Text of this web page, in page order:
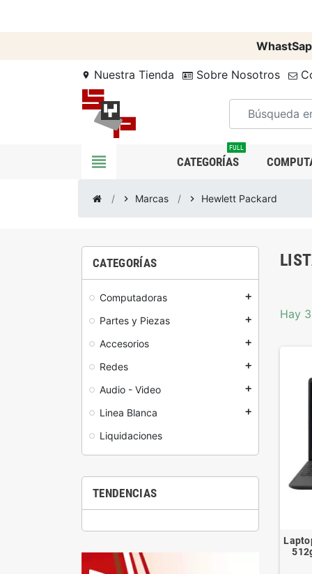
location_on Nuestra Tienda Sobre Nosotros
view_headline CATEGORÍAS
FULL
chevron_right Marcas chevron_right Hewlett Packard
CATEGORÍAS
Computadoras add
Partes y Piezas add
Accesorios add
Redes add
Audio - Video add
Linea Blanca add
Liquidaciones
TENDENCIAS
Hay